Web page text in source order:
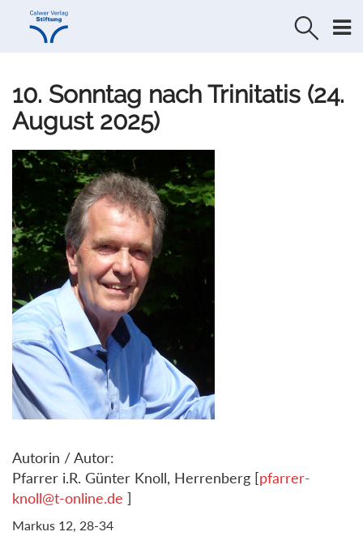
Direkt
Direkt
10. Sonntag nach Trinitatis (24.
August 2025)
Autorin / Autor:
Pfarrer i.R. Günter Knoll, Herrenberg [pfarrer-
knoll@t-online.de ]
Markus 12, 28-34